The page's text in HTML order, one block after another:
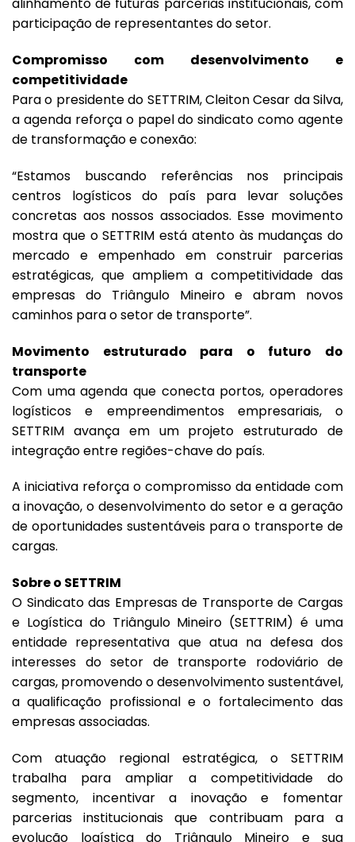
alinhamento de futuras parcerias institucionais, com
participação de representantes do setor.
Compromisso com desenvolvimento e
competitividade
Para o presidente do SETTRIM, Cleiton Cesar da Silva,
a agenda reforça o papel do sindicato como agente
de transformação e conexão:
“Estamos buscando referências nos principais
centros logísticos do país para levar soluções
concretas aos nossos associados. Esse movimento
mostra que o SETTRIM está atento às mudanças do
mercado e empenhado em construir parcerias
estratégicas, que ampliem a competitividade das
empresas do Triângulo Mineiro e abram novos
caminhos para o setor de transporte”.
Movimento estruturado para o futuro do
transporte
Com uma agenda que conecta portos, operadores
logísticos e empreendimentos empresariais, o
SETTRIM avança em um projeto estruturado de
integração entre regiões-chave do país.
A iniciativa reforça o compromisso da entidade com
a inovação, o desenvolvimento do setor e a geração
de oportunidades sustentáveis para o transporte de
cargas.
Sobre o SETTRIM
O Sindicato das Empresas de Transporte de Cargas
e Logística do Triângulo Mineiro (SETTRIM) é uma
entidade representativa que atua na defesa dos
interesses do setor de transporte rodoviário de
cargas, promovendo o desenvolvimento sustentável,
a qualificação profissional e o fortalecimento das
empresas associadas.
Com atuação regional estratégica, o SETTRIM
trabalha para ampliar a competitividade do
segmento, incentivar a inovação e fomentar
parcerias institucionais que contribuam para a
evolução logística do Triângulo Mineiro e sua